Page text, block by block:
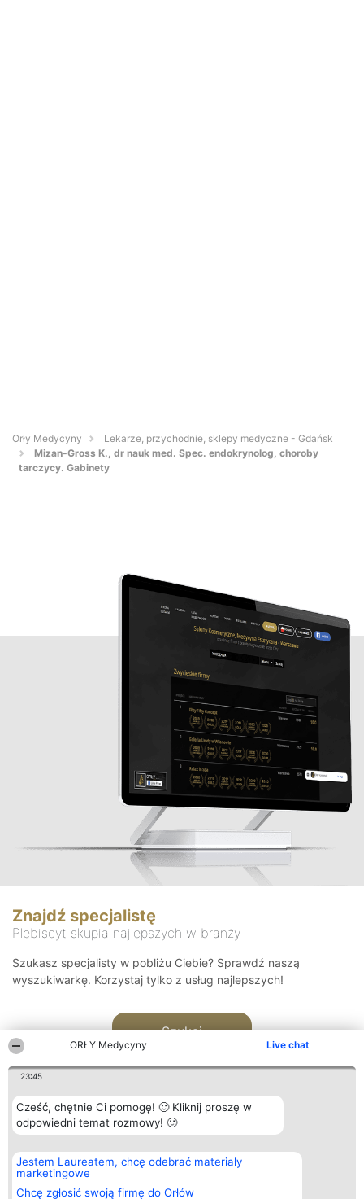
ORŁY Medycyny Live chat
23:45
Cześć, chętnie Ci pomogę! 🙂 Kliknij proszę w
odpowiedni temat rozmowy! 🙂
Jestem Laureatem, chcę odebrać materiały
marketingowe
Chcę zgłosić swoją firmę do Orłów
Orły Medycyny
Lekarze, przychodnie, sklepy medyczne - Gdańsk
Mizan-Gross K., dr nauk med. Spec. endokrynolog, choroby
tarczycy. Gabinety
Znajdź specjalistę
Plebiscyt skupia najlepszych w branży
Szukasz specjalisty w pobliżu Ciebie? Sprawdź naszą
wyszukiwarkę. Korzystaj tylko z usług najlepszych!
Szukaj
Organizator plebiscytu
Bright Side Solutions sp. z o.
o. sp. k.
ul. Ruska 22
Plebiscyt
Laureaci
wszystkich
Kontakt
Kontakt